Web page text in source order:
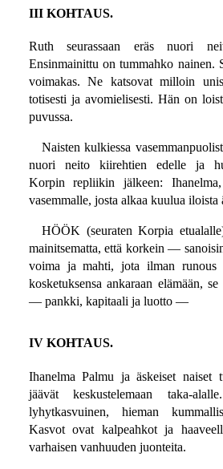
III KOHTAUS.
Ruth seurassaan eräs nuori
Ensinmainittu on tummahko nainen.
voimakas. Ne katsovat milloin
totisesti ja avomielisesti. Hän on
puvussa.
Naisten kulkiessa
nuori neito kiirehtien edelle ja
Korpin repliikin jälkeen:
vasemmalle, josta alkaa kuulua iloista
HÖÖK (seuraten Korpia
mainitsematta, että korkein —
voima ja mahti, jota ilman runous
kosketuksensa ankaraan elämään,
— pankki, kapitaali ja luotto —
IV KOHTAUS.
Ihanelma Palmu ja äskeiset naiset
jäävät keskustelemaan taka-
lyhytkasvuinen, hieman
Kasvot ovat kalpeahkot ja
varhaisen vanhuuden juonteita.